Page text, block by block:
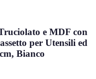
e MDF con
per Utensili ed
Bianco